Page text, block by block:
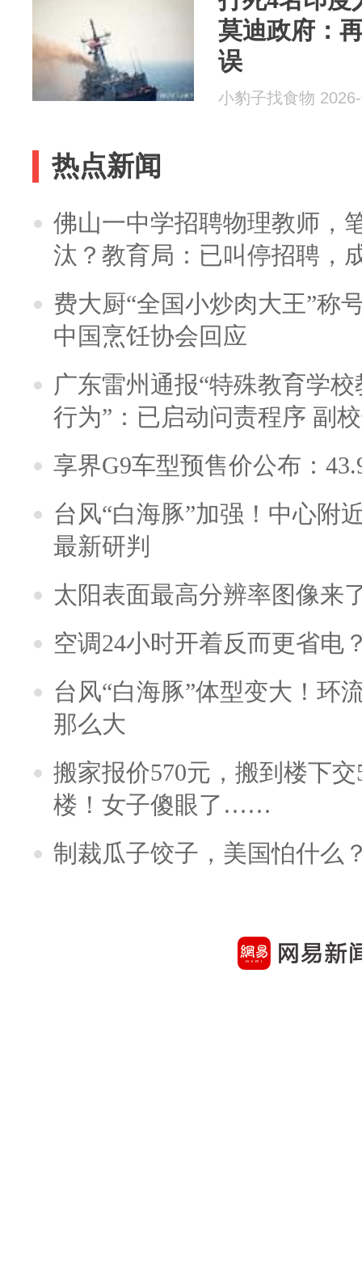
莫迪政府：
误
小豹子找食物
热点新闻
佛山一中学招聘物理教师，
汰？教育局：已叫停招聘，
费大厨“全国小炒肉大王”称
中国烹饪协会回应
广东雷州通报“特殊教育学
行为”：已启动问责程序 副
享界G9车型预售价公布：
台风“白海豚”加强！中心附
最新研判
太阳表面最高分辨率图像来
空调24小时开着反而更省电
台风“白海豚”体型变大！环
那么大
搬家报价570元，搬到楼下
楼！女子傻眼了……
制裁瓜子饺子，美国怕什么